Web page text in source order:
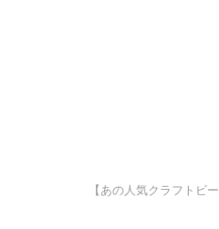
【あの人気クラフトビ